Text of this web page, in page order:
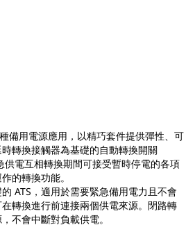
備用電源應用，以精巧套件提供彈性、可
轉換接觸器為基礎的自動轉換開關
供電互相轉換期間可接受暫時停電的各項
的轉換功能。
ATS，適用於需要緊急備用電力且不會
轉換進行前連接兩個供電來源。閉路轉
不會中斷對負載供電。